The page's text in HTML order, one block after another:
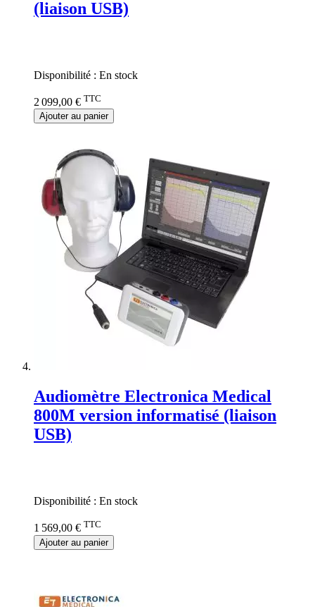
(liaison USB)
Disponibilité : En stock
2 099,00 € TTC
Ajouter au panier
Audiomètre Electronica Medical
800M version informatisé (liaison
USB)
Disponibilité : En stock
1 569,00 € TTC
Ajouter au panier